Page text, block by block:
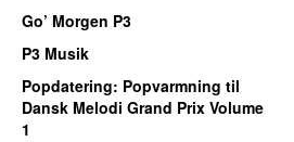
Go’ Morgen P3
P3 Musik
Popdatering: Popvarmning til
Dansk Melodi Grand Prix Volume
1